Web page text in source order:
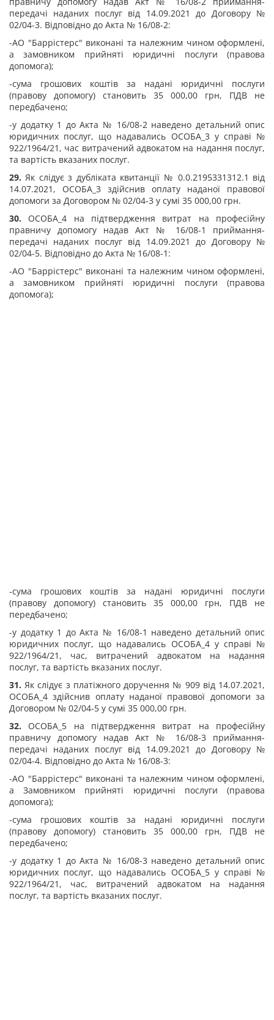
передачі наданих послуг від 14.09.2021 до Договору №
02/04-3. Відповідно до Акта № 16/08-2:
-АО "Баррістерс" виконані та належним чином оформлені,
а замовником прийняті юридичні послуги (правова
допомога);
-сума грошових коштів за надані юридичні послуги
(правову допомогу) становить 35 000,00 грн, ПДВ не
передбачено;
-у додатку 1 до Акта № 16/08-2 наведено детальний опис
юридичних послуг, що надавались ОСОБА_3 у справі №
922/1964/21, час витрачений адвокатом на надання послуг,
та вартість вказаних послуг.
29. Як слідує з дубліката квитанції № 0.0.2195331312.1 від
14.07.2021, ОСОБА_3 здійснив оплату наданої правової
допомоги за Договором № 02/04-3 у сумі 35 000,00 грн.
30. ОСОБА_4 на підтвердження витрат на професійну
правничу допомогу надав Акт № 16/08-1 приймання-
передачі наданих послуг від 14.09.2021 до Договору №
02/04-5. Відповідно до Акта № 16/08-1:
-АО "Баррістерс" виконані та належним чином оформлені,
а замовником прийняті юридичні послуги (правова
допомога);
-сума грошових коштів за надані юридичні послуги
(правову допомогу) становить 35 000,00 грн, ПДВ не
передбачено;
-у додатку 1 до Акта № 16/08-1 наведено детальний опис
юридичних послуг, що надавались ОСОБА_4 у справі №
922/1964/21, час, витрачений адвокатом на надання
послуг, та вартість вказаних послуг.
31. Як слідує з платіжного доручення № 909 від 14.07.2021,
ОСОБА_4 здійснив оплату наданої правової допомоги за
Договором № 02/04-5 у сумі 35 000,00 грн.
32. ОСОБА_5 на підтвердження витрат на професійну
правничу допомогу надав Акт № 16/08-3 приймання-
передачі наданих послуг від 14.09.2021 до Договору №
02/04-4. Відповідно до Акта № 16/08-3:
-АО "Баррістерс" виконані та належним чином оформлені,
а Замовником прийняті юридичні послуги (правова
допомога);
-сума грошових коштів за надані юридичні послуги
(правову допомогу) становить 35 000,00 грн, ПДВ не
передбачено;
-у додатку 1 до Акта № 16/08-3 наведено детальний опис
юридичних послуг, що надавались ОСОБА_5 у справі №
922/1964/21, час, витрачений адвокатом на надання
послуг, та вартість вказаних послуг.